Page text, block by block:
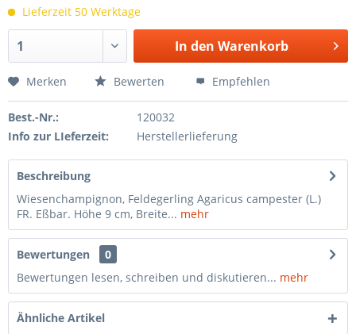
Lieferzeit 50 Werktage
In den Warenkorb
Merken Bewerten Empfehlen
Best.-Nr.:
120032
Info zur LIeferzeit:
Herstellerlieferung
Beschreibung
Wiesenchampignon, Feldegerling Agaricus campester (L.)
FR. Eßbar. Höhe 9 cm, Breite... mehr
Bewertungen
0
Bewertungen lesen, schreiben und diskutieren... mehr
Ähnliche Artikel